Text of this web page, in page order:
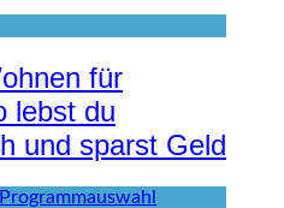
für
lebst du
und sparst Geld